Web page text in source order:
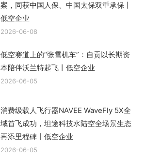
案，同获中国人保、中国太保双重承保丨
低空企业
2026-06-08
低空赛道上的“张雪机车”：自贡以长期资
本陪伴沃兰特起飞丨低空企业
2026-06-05
消费级载人飞行器NAVEE WaveFly 5X全
域首飞成功，坦途科技水陆空全场景生态
再添里程碑丨低空企业
2026-06-05